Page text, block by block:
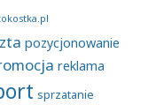
pozycjonowanie
reklama
sprzatanie